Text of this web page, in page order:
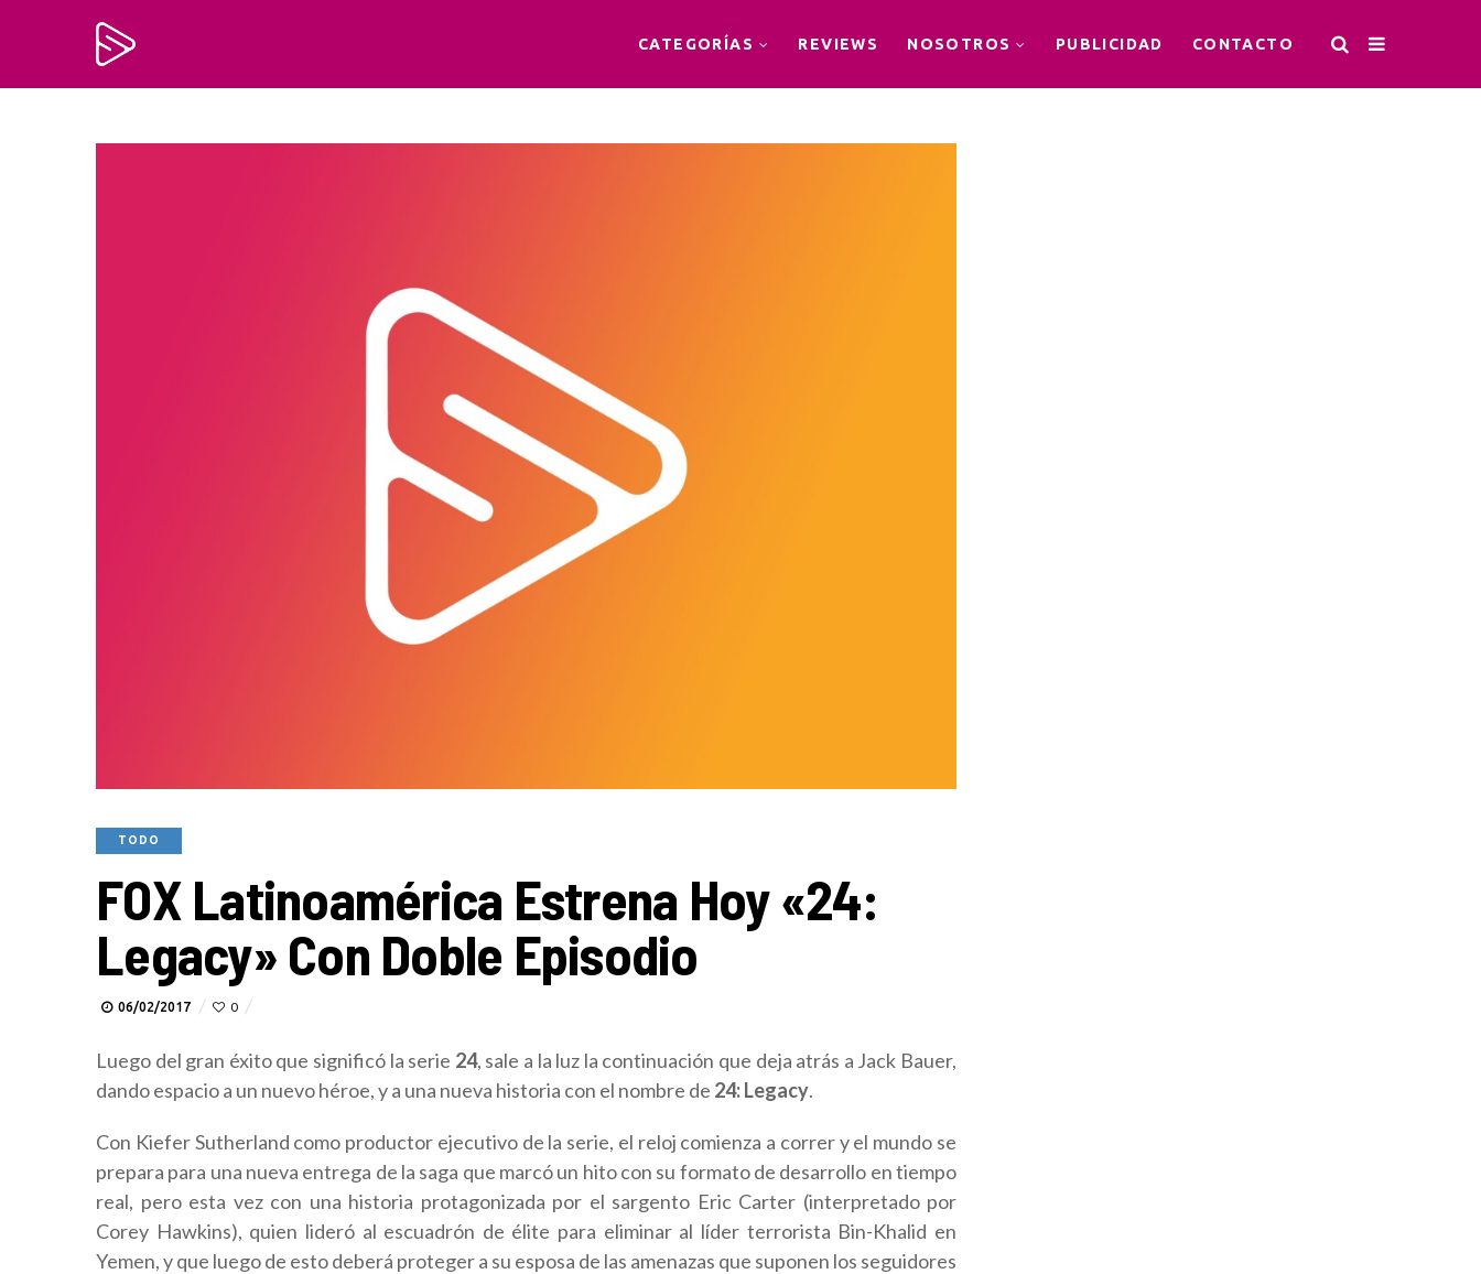
CATEGORÍAS REVIEWS NOSOTROS PUBLICIDAD CONTACTO
TODO
FOX Latinoamérica Estrena Hoy «24:
Legacy» Con Doble Episodio
06/02/2017 0
Luego del gran éxito que significó la serie 24, sale a la luz la continuación que deja atrás a Jack Bauer,
dando espacio a un nuevo héroe, y a una nueva historia con el nombre de 24: Legacy.
Con Kiefer Sutherland como productor ejecutivo de la serie, el reloj comienza a correr y el mundo se
prepara para una nueva entrega de la saga que marcó un hito con su formato de desarrollo en tiempo
real, pero esta vez con una historia protagonizada por el sargento Eric Carter (interpretado por
Corey Hawkins), quien lideró al escuadrón de élite para eliminar al líder terrorista Bin-Khalid en
Yemen, y que luego de esto deberá proteger a su esposa de las amenazas que suponen los seguidores